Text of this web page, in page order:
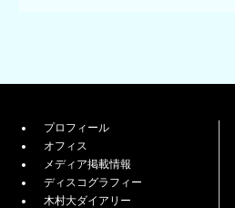
プロフィール
オフィス
メディア掲載情報
ディスコグラフィー
木村大ダイアリー